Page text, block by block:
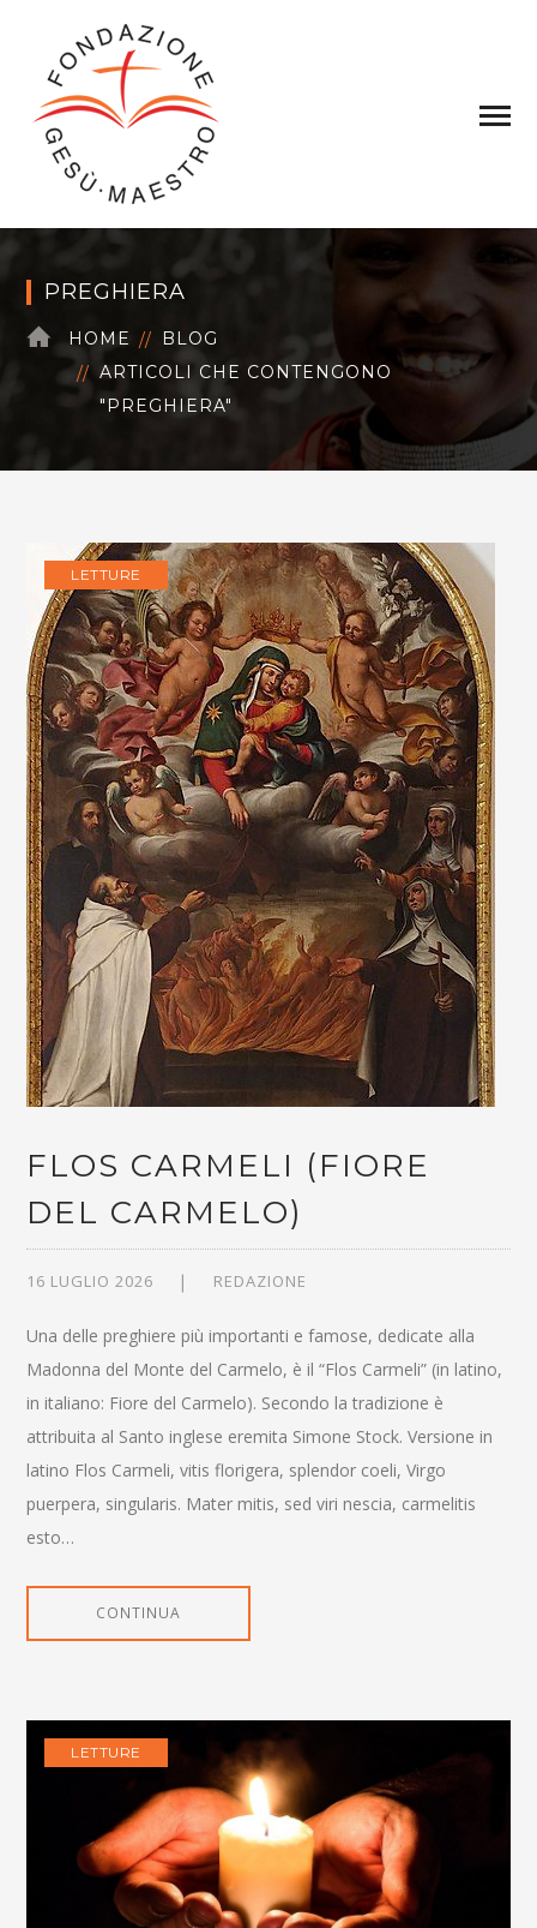
PREGHIERA
HOME
BLOG
ARTICOLI CHE CONTENGONO
"PREGHIERA"
LETTURE
FLOS CARMELI (FIORE
DEL CARMELO)
16 LUGLIO 2026 REDAZIONE
Una delle preghiere più importanti e famose, dedicate alla
Madonna del Monte del Carmelo, è il “Flos Carmeli” (in latino,
in italiano: Fiore del Carmelo). Secondo la tradizione è
attribuita al Santo inglese eremita Simone Stock. Versione in
latino Flos Carmeli, vitis florigera, splendor coeli, Virgo
puerpera, singularis. Mater mitis, sed viri nescia, carmelitis
esto…
CONTINUA
LETTURE